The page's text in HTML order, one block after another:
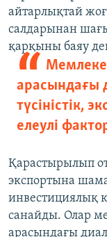
айтарлықтай
салдарынан
қарқыны баяу
арасындағы
түсіністік,
елеулі
Қарастырылып
экспортына
инвестициялық
санайды. Олар
арасындағы